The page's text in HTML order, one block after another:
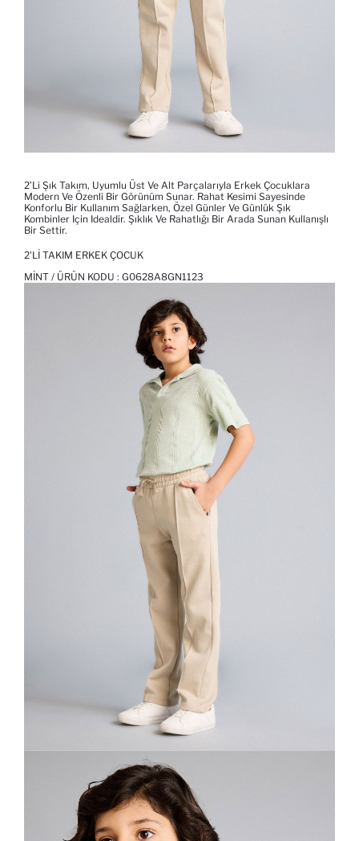
2’li Şık Takım, Uyumlu Üst Ve Alt Parçalarıyla Erkek Çocuklara
Modern Ve Özenli Bir Görünüm Sunar. Rahat Kesimi Sayesinde
Konforlu Bir Kullanım Sağlarken, Özel Günler Ve Günlük Şık
Kombinler Için Idealdir. Şıklık Ve Rahatlığı Bir Arada Sunan Kullanışlı
Bir Settir.
2'LI TAKIM ERKEK ÇOCUK
MINT / ÜRÜN KODU : G0628A8GN1123